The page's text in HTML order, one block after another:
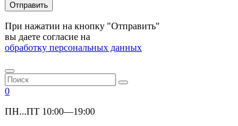
Отправить
При нажатии на кнопку "Отправить"
вы даете согласие на
обработку персональных данных
0
ПН...ПТ 10:00—19:00